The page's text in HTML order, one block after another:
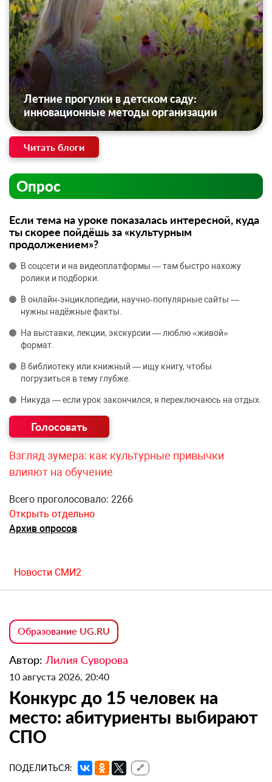
Летние прогулки в детском саду:
инновационные методы организации
Читать блоги
Опрос
Если тема на уроке показалась интересной, куда
ты скорее пойдёшь за «культурным
продолжением»?
В соцсети и на видеоплатформы — там быстро нахожу
ролики и подборки.
В онлайн‑энциклопедии, научно‑популярные сайты —
нужны надёжные факты.
На выставки, лекции, экскурсии — люблю «живой»
формат.
В библиотеку или книжный — ищу книгу, чтобы
погрузиться в тему глубже.
Никуда — если урок закончился, я переключаюсь на отдых.
Взгляд зумера: как культурные привычки
влияют на обучение
Всего проголосовало: 2266
Открыть отдельно
Архив опросов
Новости СМИ2
Образование UG.RU
Автор: Лилия Суворова
10 августа 2026, 20:40
Конкурс до 15 человек на
место: абитуриенты выбирают
СПО
ПОДЕЛИТЬСЯ: 🔗